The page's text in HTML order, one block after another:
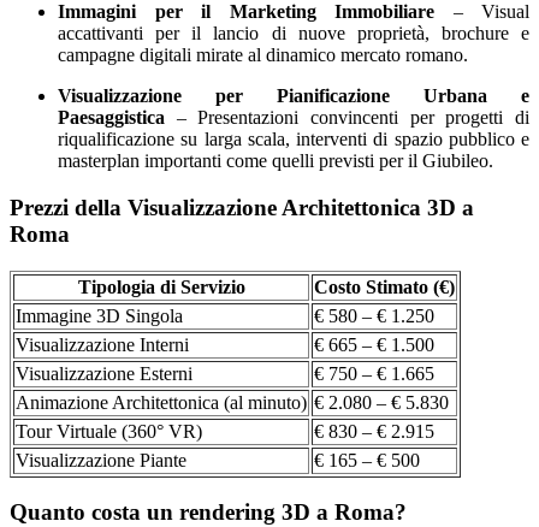
Immagini per il Marketing Immobiliare – Visual
accattivanti per il lancio di nuove proprietà, brochure e
campagne digitali mirate al dinamico mercato romano.
Visualizzazione per Pianificazione Urbana e
Paesaggistica – Presentazioni convincenti per progetti di
riqualificazione su larga scala, interventi di spazio pubblico e
masterplan importanti come quelli previsti per il Giubileo.
Prezzi della Visualizzazione Architettonica 3D a
Roma
Tipologia di Servizio
Costo Stimato (€)
Immagine 3D Singola
€ 580 – € 1.250
Visualizzazione Interni
€ 665 – € 1.500
Visualizzazione Esterni
€ 750 – € 1.665
Animazione Architettonica (al minuto) € 2.080 – € 5.830
Tour Virtuale (360° VR)
€ 830 – € 2.915
Visualizzazione Piante
€ 165 – € 500
Quanto costa un rendering 3D a Roma?